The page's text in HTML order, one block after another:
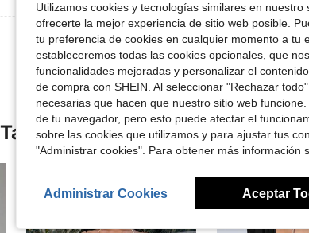
Ver Más Reseñas
Vieron
Utilizamos cookies y tecnologías similares en
ofrecerte la mejor experiencia de sitio web posible.
tu preferencia de cookies en cualquier momento a tu
estableceremos todas las cookies opcionales, que
funcionalidades mejoradas y personalizar el
de compra con SHEIN. Al seleccionar "Rechazar
necesarias que hacen que nuestro sitio web
de tu navegador, pero esto puede afectar el
sobre las cookies que utilizamos y para ajustar tus
"Administrar cookies". Para obtener más información
Administrar Cookies Aceptar